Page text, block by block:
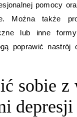
pomocy
Można także
lub inne
poprawić nastrój
sobie z
depresji